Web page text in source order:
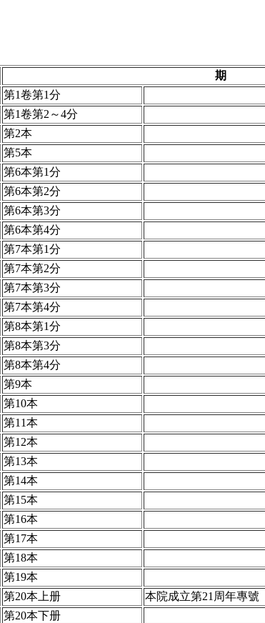
期
第1卷第1分
第1卷第2～4分
第2本
第5本
第6本第1分
第6本第2分
第6本第3分
第6本第4分
第7本第1分
第7本第2分
第7本第3分
第7本第4分
第8本第1分
第8本第3分
第8本第4分
第9本
第10本
第11本
第12本
第13本
第14本
第15本
第16本
第17本
第18本
第19本
第20本上册
本院成立第21周年專號
第20本下册